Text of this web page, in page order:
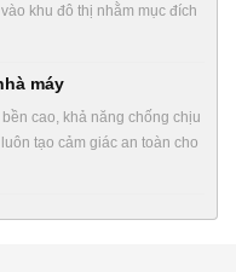
khu đô thị nhằm mục đích
máy
cao, khả năng chống chịu
tạo cảm giác an toàn cho